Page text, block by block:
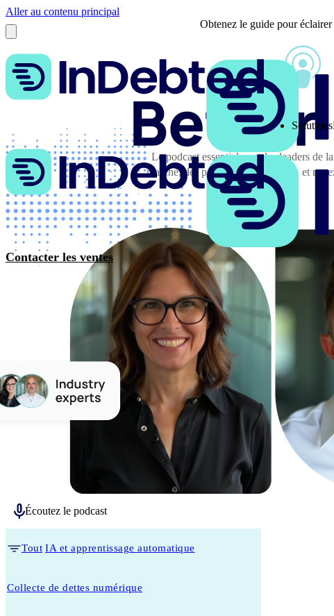
Aller au contenu principal
Obtenez le guide pour
Contacter les ventes
Solutions
Le podcast essentiel pour les leaders de
marché, des perspectives d'experts, et
Écoutez le podcast
Tout IA et apprentissage automatique
Collecte de dettes numérique